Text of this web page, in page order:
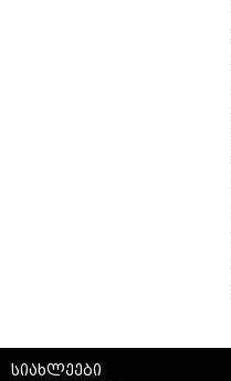
სიახლეები